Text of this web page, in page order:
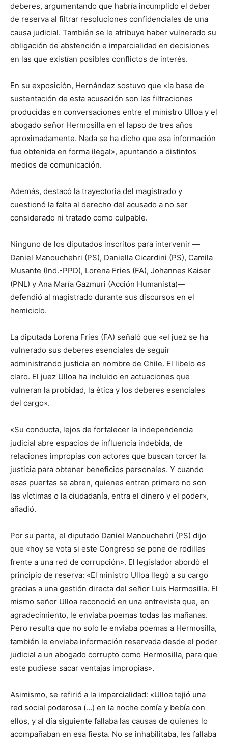
deberes, argumentando que habría incumplido el deber
de reserva al filtrar resoluciones confidenciales de una
causa judicial. También se le atribuye haber vulnerado su
obligación de abstención e imparcialidad en decisiones
en las que existían posibles conflictos de interés.
En su exposición, Hernández sostuvo que «la base de
sustentación de esta acusación son las filtraciones
producidas en conversaciones entre el ministro Ulloa y el
abogado señor Hermosilla en el lapso de tres años
aproximadamente. Nada se ha dicho que esa información
fue obtenida en forma ilegal», apuntando a distintos
medios de comunicación.
Además, destacó la trayectoria del magistrado y
cuestionó la falta al derecho del acusado a no ser
considerado ni tratado como culpable.
Ninguno de los diputados inscritos para intervenir —
Daniel Manouchehri (PS), Daniella Cicardini (PS), Camila
Musante (Ind.-PPD), Lorena Fries (FA), Johannes Kaiser
(PNL) y Ana María Gazmuri (Acción Humanista)—
defendió al magistrado durante sus discursos en el
hemiciclo.
La diputada Lorena Fries (FA) señaló que «el juez se ha
vulnerado sus deberes esenciales de seguir
administrando justicia en nombre de Chile. El libelo es
claro. El juez Ulloa ha incluido en actuaciones que
vulneran la probidad, la ética y los deberes esenciales
del cargo».
«Su conducta, lejos de fortalecer la independencia
judicial abre espacios de influencia indebida, de
relaciones impropias con actores que buscan torcer la
justicia para obtener beneficios personales. Y cuando
esas puertas se abren, quienes entran primero no son
las víctimas o la ciudadanía, entra el dinero y el poder»,
añadió.
Por su parte, el diputado Daniel Manouchehri (PS) dijo
que «hoy se vota si este Congreso se pone de rodillas
frente a una red de corrupción». El legislador abordó el
principio de reserva: «El ministro Ulloa llegó a su cargo
gracias a una gestión directa del señor Luis Hermosilla. El
mismo señor Ulloa reconoció en una entrevista que, en
agradecimiento, le enviaba poemas todas las mañanas.
Pero resulta que no solo le enviaba poemas a Hermosilla,
también le enviaba información reservada desde el poder
judicial a un abogado corrupto como Hermosilla, para que
este pudiese sacar ventajas impropias».
Asimismo, se refirió a la imparcialidad: «Ulloa tejió una
red social poderosa (…) en la noche comía y bebía con
ellos, y al día siguiente fallaba las causas de quienes lo
acompañaban en esa fiesta. No se inhabilitaba, les fallaba